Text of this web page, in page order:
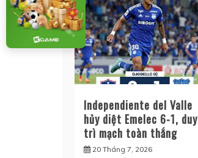
viết
Independiente del Valle
hủy diệt Emelec 6-1, duy
trì mạch toàn thắng
20 Tháng 7, 2026